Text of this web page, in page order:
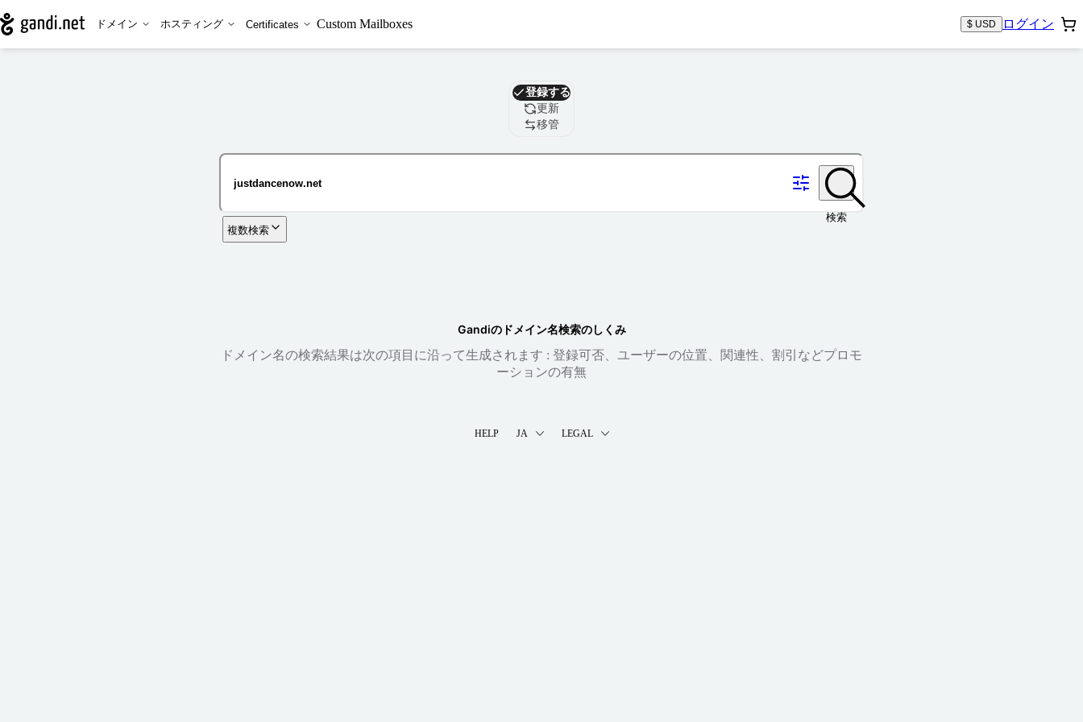
ドメイン ホスティング Certificates Custom Mailboxes $ USD ログイン
ドメイン
登録する
更新
移管
検索
複数検索
Gandiのドメイン名検索のしくみ
ドメイン名の検索結果は次の項目に沿って生成されます : 登録可否、ユーザーの位置、関連性、割引などプロモ
ーションの有無
HELP JA LEGAL